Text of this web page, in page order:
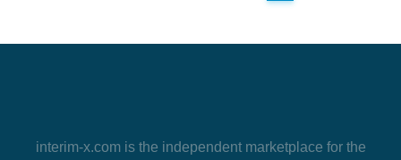
interim-x.comis the independent marketplace for the